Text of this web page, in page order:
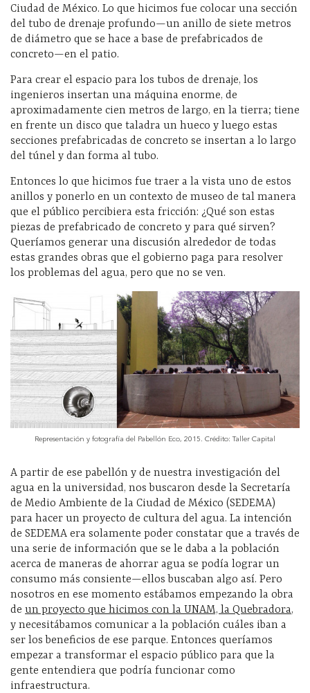
Ciudad de México. Lo que hicimos fue colocar una sección
del tubo de drenaje profundo—un anillo de siete metros
de diámetro que se hace a base de prefabricados de
concreto—en el patio.
Para crear el espacio para los tubos de drenaje, los
ingenieros insertan una máquina enorme, de
aproximadamente cien metros de largo, en la tierra; tiene
en frente un disco que taladra un hueco y luego estas
secciones prefabricadas de concreto se insertan a lo largo
del túnel y dan forma al tubo.
Entonces lo que hicimos fue traer a la vista uno de estos
anillos y ponerlo en un contexto de museo de tal manera
que el público percibiera esta fricción: ¿Qué son estas
piezas de prefabricado de concreto y para qué sirven?
Queríamos generar una discusión alrededor de todas
estas grandes obras que el gobierno paga para resolver
los problemas del agua, pero que no se ven.
Representación y fotografía del Pabellón Eco, 2015. Crédito: Taller Capital
A partir de ese pabellón y de nuestra investigación del
agua en la universidad, nos buscaron desde la Secretaría
de Medio Ambiente de la Ciudad de México (SEDEMA)
para hacer un proyecto de cultura del agua. La intención
de SEDEMA era solamente poder constatar que a través de
una serie de información que se le daba a la población
acerca de maneras de ahorrar agua se podía lograr un
consumo más consiente—ellos buscaban algo así. Pero
nosotros en ese momento estábamos empezando la obra
de un proyecto que hicimos con la UNAM, la Quebradora,
y necesitábamos comunicar a la población cuáles iban a
ser los beneficios de ese parque. Entonces queríamos
empezar a transformar el espacio público para que la
gente entendiera que podría funcionar como
infraestructura.